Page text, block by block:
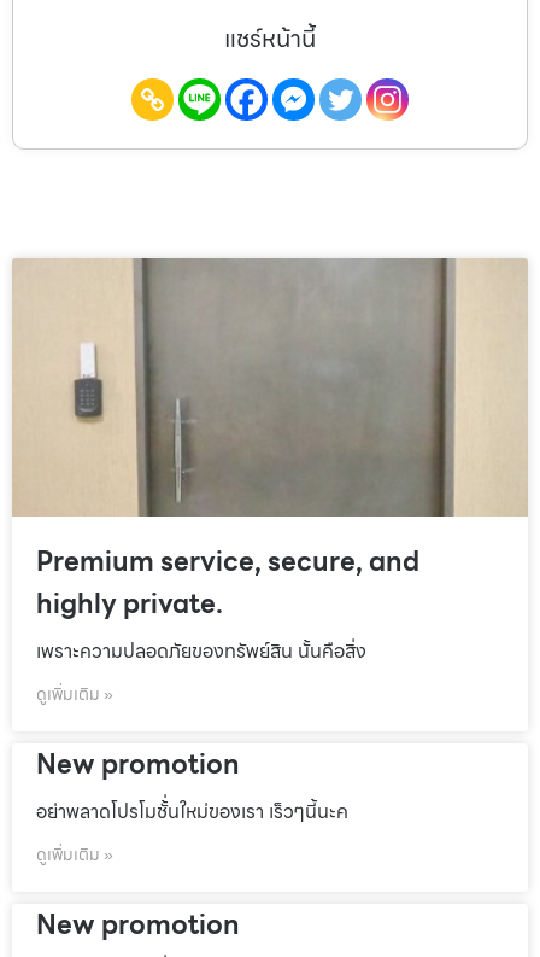
แชร์หน้านี้
Premium service, secure, and
highly private.
เพราะความปลอดภัยของทรัพย์สิน นั้นคือสิ่ง
ดูเพิ่มเติม »
New promotion
อย่าพลาดโปรโมชั้่นใหม่ของเรา เร็วๆนี้นะค
ดูเพิ่มเติม »
New promotion